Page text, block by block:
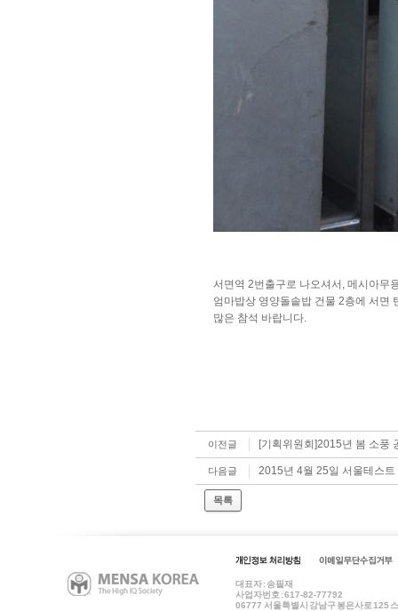
서면역 2번출구로 나오셔서, 메시아무
엄마밥상 영양돌솥밥 건물 2층에 서면
많은 참석 바랍니다.
이전글 [기획위원회]2015년 봄 소풍
다음글 2015년 4월 25일 서울테스
목록
대표자 : 송필재
사업자번호 : 617-82-77792
06777 서울특별시 강남구 봉은사로